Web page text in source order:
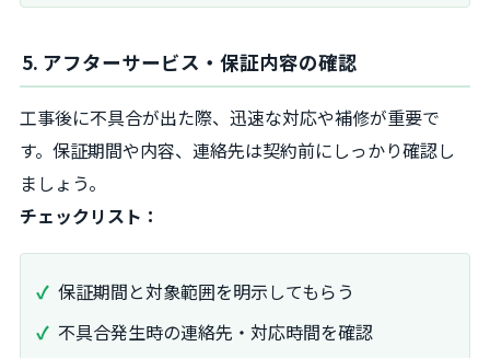
5. アフターサービス・保証内容の確認
工事後に不具合が出た際、迅速な対応や補修が重要で
す。保証期間や内容、連絡先は契約前にしっかり確認し
ましょう。
チェックリスト：
保証期間と対象範囲を明示してもらう
不具合発生時の連絡先・対応時間を確認